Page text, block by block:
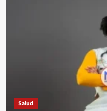
Salud